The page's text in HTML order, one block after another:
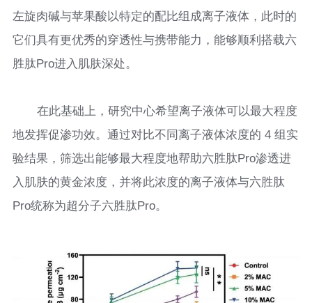
左旋肉碱与苹果酸以特定的配比组成离子液体，此时的
它们具有更优秀的穿透性与携带能力，能够顺利搭载六
胜肽Pro进入肌肤深处。
在此基础上，研究中心希望离子液体可以最大程度
地发挥促渗功效。通过对比不同离子液体浓度的 4 组实
验结果，筛选出能够最大程度地帮助六胜肽Pro渗透进
入肌肤的黄金浓度，并将此浓度的离子液体与六胜肽
Pro统称为超分子六胜肽Pro。